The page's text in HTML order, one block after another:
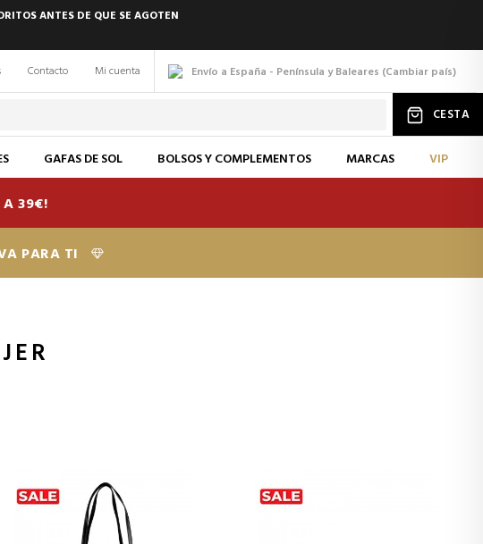
ANTES DE QUE SE AGOTEN
Envío a España - Península y Baleares (Cambiar país)
Contacto Mi cuenta
CESTA
GAFAS DE SOL BOLSOS Y COMPLEMENTOS MARCAS VIP
A 39€!
PARA TI